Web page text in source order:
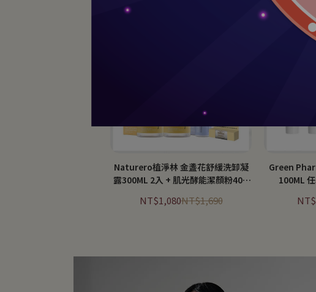
Naturero植淨林 金盞花舒緩洗卸凝
露300ML 2入 + 肌光酵能潔顏粉40G
NT$1,080NT$1,690
Green
100ML